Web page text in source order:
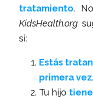
tratamiento.
KidsHealth.org
si:
Estás
primera vez.
Tu hijo